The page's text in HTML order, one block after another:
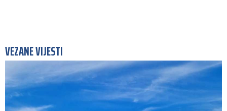
VEZANE VIJESTI